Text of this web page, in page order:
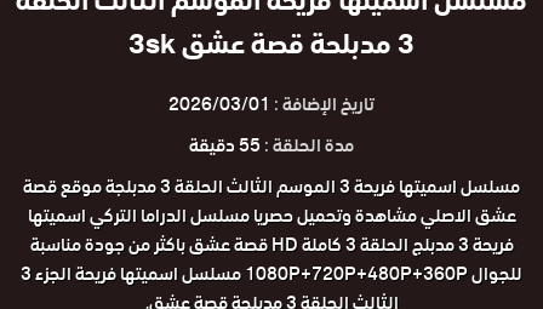
3 مدبلحة قصة عشق 3sk
تاريخ الإضافة : 2026/03/01
مدة الحلقة :55 دقيقة
مسلسل اسميتها فريحة 3 الموسم الثالث الحلقة 3 مدبلجة موقع قصة
عشق الاصلي مشاهدة وتحميل حصريا مسلسل الدراما التركي اسميتها
فريحة 3 مدبلج الحلقة 3 كاملة HD قصة عشق باكثر من جودة مناسبة
للجوال 1080P+720P+480P+360P مسلسل اسميتها فريحة الجزء 3